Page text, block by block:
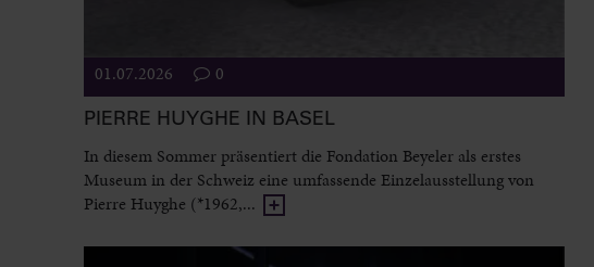
01.07.2026 0
PIERRE HUYGHE IN BASEL
In diesem Sommer präsentiert die Fondation Beyeler als erstes
Museum in der Schweiz eine umfassende Einzelausstellung von
Pierre Huyghe (*1962,...